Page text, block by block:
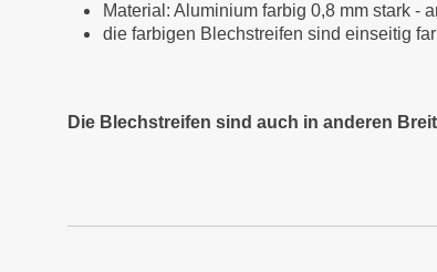
Material: Aluminium farbig 0,8 mm stark -
die farbigen Blechstreifen sind einseitig
Die Blechstreifen sind auch in anderen